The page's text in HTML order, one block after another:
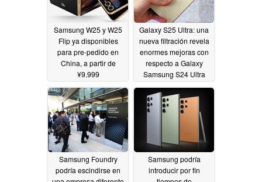
Samsung W25 y W25
Flip ya disponibles
para pre-pedido en
China, a partir de
¥9.999
(~$1393/€1300)
11/06/2024
Galaxy S25 Ultra: una
nueva filtración revela
enormes mejoras con
respecto a Galaxy
Samsung S24 Ultra
11/06/2024
Samsung Foundry
podría escindirse en
Samsung podría
introducir por fin